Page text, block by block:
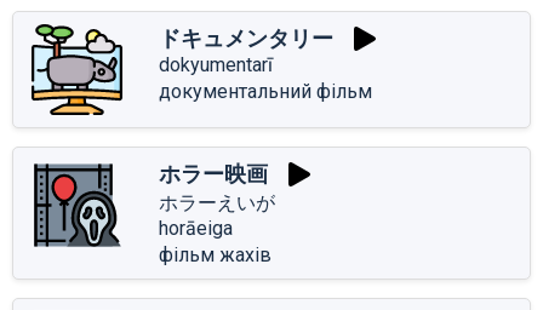
ドキュメンタリー
dokyumentarī
документальний фільм
ホラー映画
ホラーえいが
horāeiga
фільм жахів